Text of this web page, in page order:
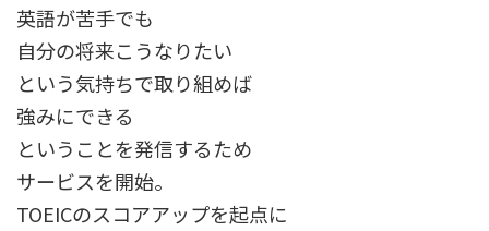
英語が苦手でも
自分の将来こうなりたい
という気持ちで取り組めば
強みにできる
ということを発信するため
サービスを開始。
TOEICのスコアアップを起点に